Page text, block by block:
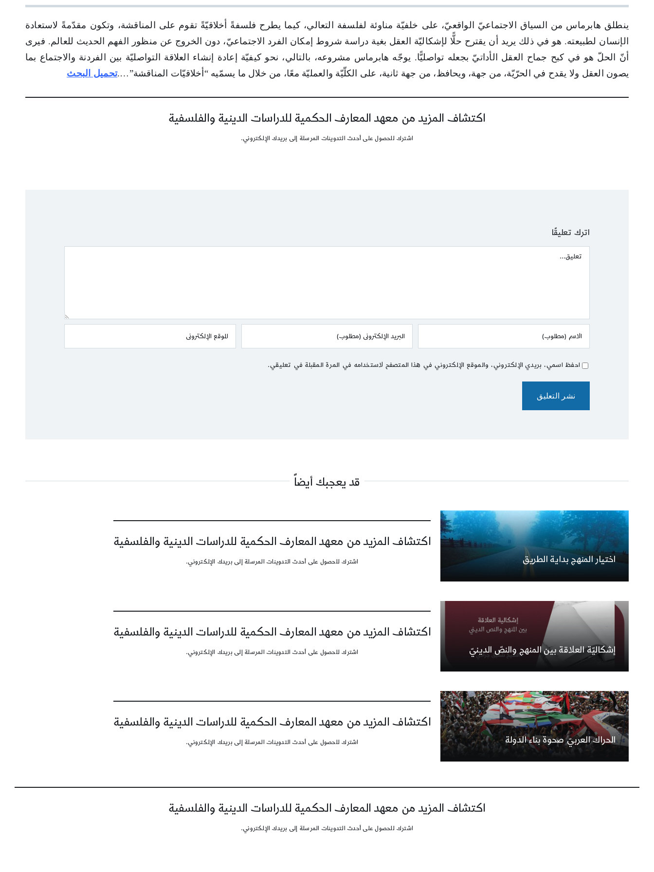
هابرماس
منظور
الإنسانيّة
ينطلق هابرماس من السياق الاجتماعيّ الواقعيّ، على خلفيّة مناوئة لفلسفة التعالي، كيما يطرح فلسفةً أخلاقيّةً تقوم على المناقشة، وتكون مقدّمةً لاستعادة
الإنسان لطبيعته. هو في ذلك يريد أن يقترح حلًّا لإشكاليّة العقل بغية دراسة شروط إمكان الفرد الاجتماعيّ، دون الخروج عن منظور الفهم الحديث للعالم. فيرى
أنّ الحلّ هو في كبح جماح العقل الأداتيّ بجعله تواصليًّا. يوجّه هابرماس مشروعه، بالتالي، نحو كيفيّة إعادة إنشاء العلاقة التواصليّة بين الفردنة والاجتماع بما
يصون العقل ولا يقدح في الحرّيّة، من جهة، ويحافظ، من جهة ثانية، على الكلّيّة والعمليّة معًا، من خلال ما يسمّيه “أخلاقيّات المناقشة”….تحميل البحث
اكتشاف المزيد من معهد المعارف الحكمية للدراسات الدينية والفلسفية
اشترك للحصول على أحدث التدوينات المرسلة إلى بريدك الإلكتروني.
اترك تعليقًا
Comment
احفظ اسمي، بريدي الإلكتروني، والموقع الإلكتروني في هذا المتصفح لاستخدامه في المرة المقبلة في تعليقي.
قد يعجبك أيضاً
اختيار المنهج بداية الطريق
اكتشاف المزيد من معهد المعارف الحكمية للدراسات الدينية والفلسفية
اشترك للحصول على أحدث التدوينات المرسلة إلى بريدك الإلكتروني.
إشكاليّة العلاقة بين المنهج والنصّ الدينيّ
اكتشاف المزيد من معهد المعارف الحكمية للدراسات الدينية والفلسفية
اشترك للحصول على أحدث التدوينات المرسلة إلى بريدك الإلكتروني.
الحراك العربيّ صحوة بناء الدولة
اكتشاف المزيد من معهد المعارف الحكمية للدراسات الدينية والفلسفية
اشترك للحصول على أحدث التدوينات المرسلة إلى بريدك الإلكتروني.
اكتشاف المزيد من معهد المعارف الحكمية للدراسات الدينية والفلسفية
اشترك للحصول على أحدث التدوينات المرسلة إلى بريدك الإلكتروني.